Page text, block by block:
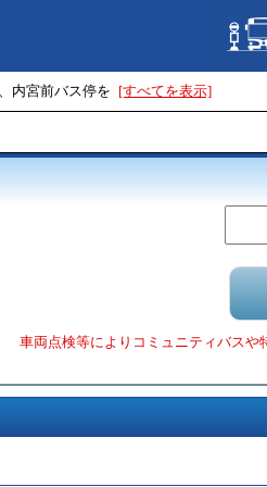
内宮前バス停を [すべてを表示]
車両点検等によりコミュニティバスや